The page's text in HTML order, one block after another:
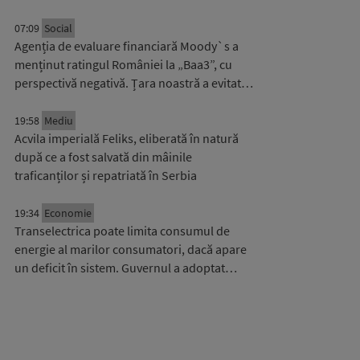
07:09 Social
Agenția de evaluare financiară Moody`s a
menținut ratingul României la „Baa3”, cu
perspectivă negativă. Țara noastră a evitat…
19:58 Mediu
Acvila imperială Feliks, eliberată în natură
după ce a fost salvată din mâinile
traficanților și repatriată în Serbia
19:34 Economie
Transelectrica poate limita consumul de
energie al marilor consumatori, dacă apare
un deficit în sistem. Guvernul a adoptat…